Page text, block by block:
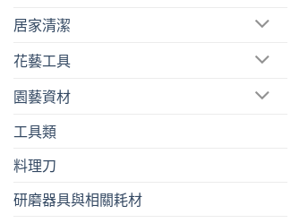
居家清潔
花藝工具
園藝資材
工具類
料理刀
研磨器具與相關耗材